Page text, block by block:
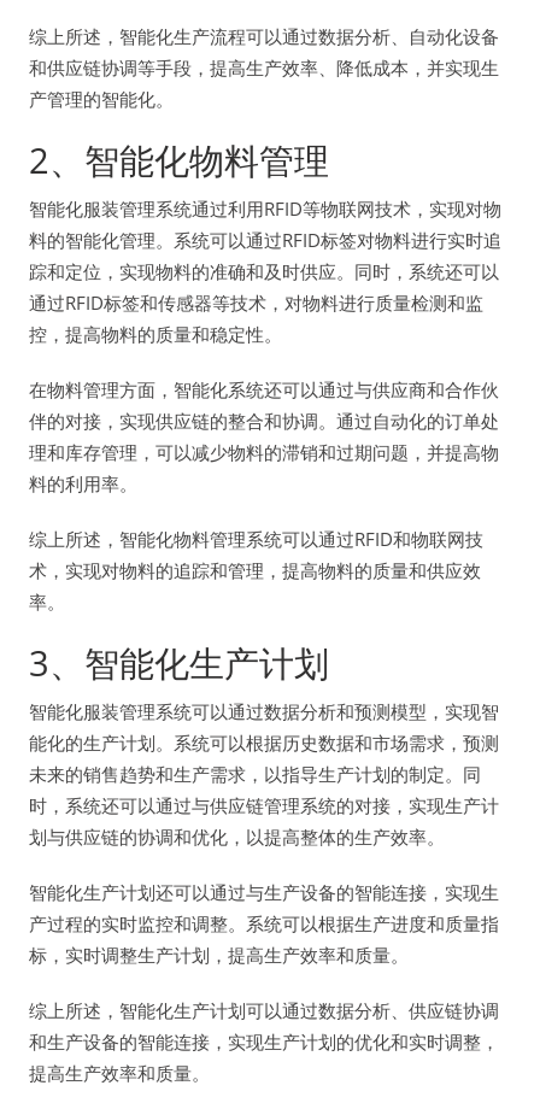
综上所述，智能化生产流程可以通过数据分析、自动化设备
和供应链协调等手段，提高生产效率、降低成本，并实现生
产管理的智能化。
2、智能化物料管理
智能化服装管理系统通过利用RFID等物联网技术，实现对物
料的智能化管理。系统可以通过RFID标签对物料进行实时追
踪和定位，实现物料的准确和及时供应。同时，系统还可以
通过RFID标签和传感器等技术，对物料进行质量检测和监
控，提高物料的质量和稳定性。
在物料管理方面，智能化系统还可以通过与供应商和合作伙
伴的对接，实现供应链的整合和协调。通过自动化的订单处
理和库存管理，可以减少物料的滞销和过期问题，并提高物
料的利用率。
综上所述，智能化物料管理系统可以通过RFID和物联网技
术，实现对物料的追踪和管理，提高物料的质量和供应效
率。
3、智能化生产计划
智能化服装管理系统可以通过数据分析和预测模型，实现智
能化的生产计划。系统可以根据历史数据和市场需求，预测
未来的销售趋势和生产需求，以指导生产计划的制定。同
时，系统还可以通过与供应链管理系统的对接，实现生产计
划与供应链的协调和优化，以提高整体的生产效率。
智能化生产计划还可以通过与生产设备的智能连接，实现生
产过程的实时监控和调整。系统可以根据生产进度和质量指
标，实时调整生产计划，提高生产效率和质量。
综上所述，智能化生产计划可以通过数据分析、供应链协调
和生产设备的智能连接，实现生产计划的优化和实时调整，
提高生产效率和质量。